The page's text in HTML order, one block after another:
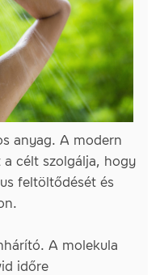
anyag. A modern
a célt szolgálja, hogy
feltöltődését és
A molekula
időre